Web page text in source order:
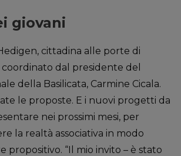
giovani
cittadina alle porte di
dal presidente del
della Basilicata, Carmine Cicala.
le proposte. E i nuovi progetti da
nei prossimi mesi, per
la realtà associativa in modo
propositivo. “Il mio invito – è stato